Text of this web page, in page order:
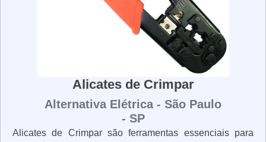
garantir que você trabalhe com segurança e precisão.
Alicates de Crimpar
Alternativa Elétrica - São Paulo
- SP
Alicates de Crimpar são ferramentas essenciais para